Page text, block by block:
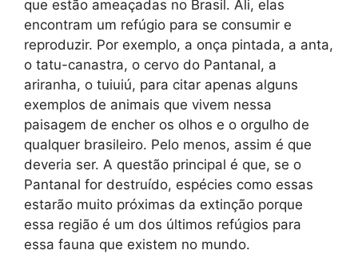
que estão ameaçadas no Brasil. Ali, elas
encontram um refúgio para se consumir e
reproduzir. Por exemplo, a onça pintada, a anta,
o tatu-canastra, o cervo do Pantanal, a
ariranha, o tuiuiú, para citar apenas alguns
exemplos de animais que vivem nessa
paisagem de encher os olhos e o orgulho de
qualquer brasileiro. Pelo menos, assim é que
deveria ser. A questão principal é que, se o
Pantanal for destruído, espécies como essas
estarão muito próximas da extinção porque
essa região é um dos últimos refúgios para
essa fauna que existem no mundo.